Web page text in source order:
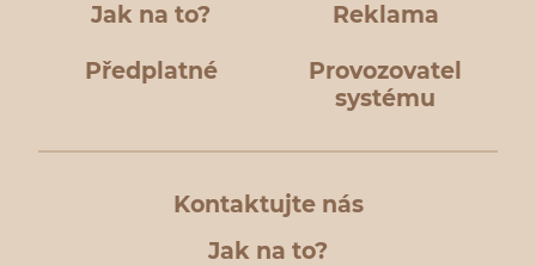
Jak na to? Reklama
Předplatné
Provozovatel
systému
Kontaktujte nás
Jak na to?